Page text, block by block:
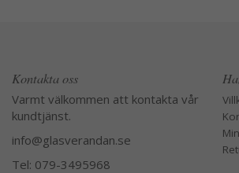
Kontakta oss
Varmt välkommen att kontakta vår
kundtjänst.
info@glasverandan.se
Tel: 079-3495968